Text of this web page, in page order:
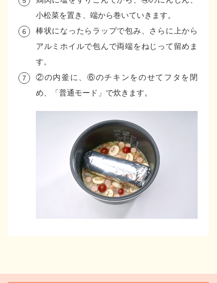
小松菜を置き、端から巻いていきます。
棒状になったらラップで包み、さらに上から
アルミホイルで包んで両端をねじって留めま
す。
②の内釜に、⑥のチキンをのせてフタを閉
め、「普通モード」で炊きます。